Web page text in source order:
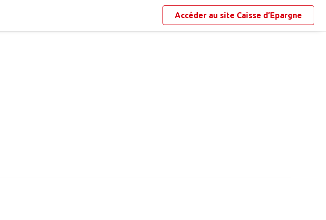
Accéder au site Caisse d’Epargne